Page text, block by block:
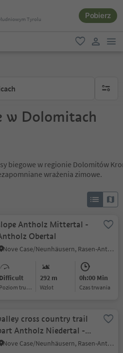
Tyrolu Pobierz
ulubione
brak
w Dolomitach
biegowe w regionie Dolomitów
wrażenia zimowe.
Antholz Mittertal -
Obertal
Nove Case/Neunhäusern, Rasen-Antholz/Rasun Anterselva, Dolomites Region Kronplatz/Plan de Corones
Difficult
Poziom trudności
292 m
Wzlot
0h:00 Min
czas trwania
cross country trail
Antholz Niedertal -
Mittertal
Nove Case/Neunhäusern, Rasen-Antholz/Rasun Anterselva, Dolomites Region Kronplatz/Plan de Corones